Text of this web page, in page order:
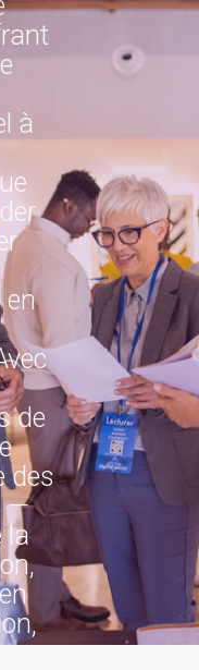
à
en
de
des
—
la